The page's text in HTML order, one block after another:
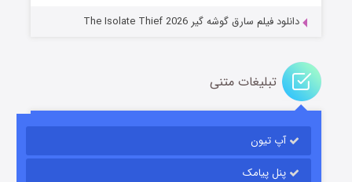
دانلود فیلم سارق گوشه گیر The Isolate Thief 2026
تبلیغات متنی
آپ تیون
پنل پیامک